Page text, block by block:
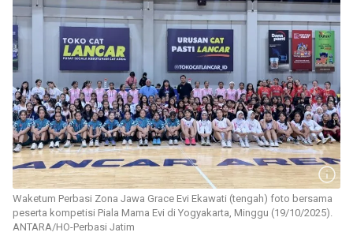
Waketum Perbasi Zona Jawa Grace Evi Ekawati (tengah) foto bersama
peserta kompetisi Piala Mama Evi di Yogyakarta, Minggu (19/10/2025).
ANTARA/HO-Perbasi Jatim